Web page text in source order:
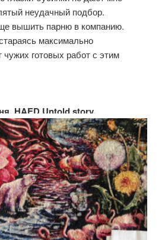
неудачный подбор.
вышить парню в компанию.
максимально
чужих готовых работ с этим
HAED Untold story.